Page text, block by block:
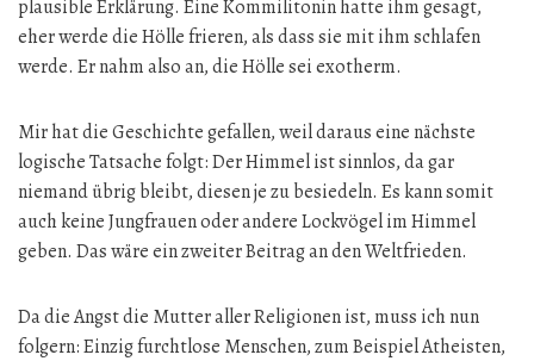
plausible Erklärung. Eine Kommilitonin hatte ihm gesagt,
eher werde die Hölle frieren, als dass sie mit ihm schlafen
werde. Er nahm also an, die Hölle sei exotherm.
Mir hat die Geschichte gefallen, weil daraus eine nächste
logische Tatsache folgt: Der Himmel ist sinnlos, da gar
niemand übrig bleibt, diesen je zu besiedeln. Es kann somit
auch keine Jungfrauen oder andere Lockvögel im Himmel
geben. Das wäre ein zweiter Beitrag an den Weltfrieden.
Da die Angst die Mutter aller Religionen ist, muss ich nun
folgern: Einzig furchtlose Menschen, zum Beispiel Atheisten,